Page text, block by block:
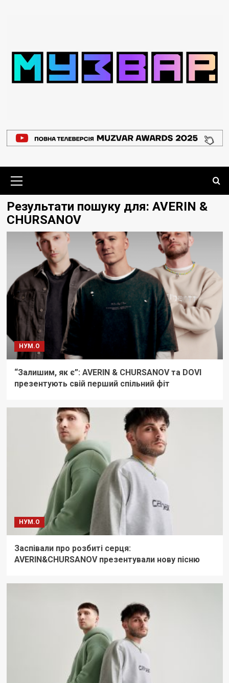
меню
Результати пошуку для: AVERIN &
CHURSANOV
НУМ.О
“Залишим, як є”: AVERIN & CHURSANOV та DOVI
презентують свій перший спільний фіт
НУМ.О
Заспівали про розбиті серця:
AVERIN&CHURSANOV презентували нову пісню